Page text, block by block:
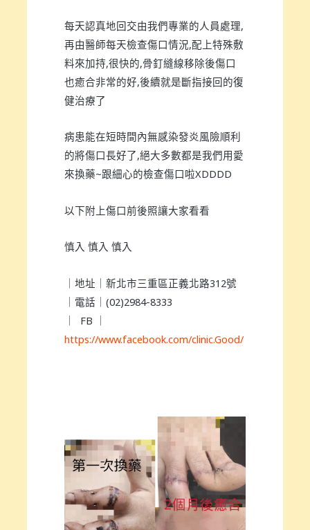
每天認真地回交由我們專業的人員處理,
再由醫師每天檢查傷口情況,配上特殊敷
料來加持,很快的,骨釘縫線移除後傷口
也癒合非常的好,後續就是斷指接回的復
健治療了
病患能在短時間內無感染發炎風險順利
的將傷口長好了,絕大多數都是我們用愛
來換藥~跟細心的檢查傷口啦XDDDD
以下附上傷口前後照讓大家看看
慎入 慎入 慎入
｜地址｜新北市三重區正義北路312號
｜電話｜(02)2984-8333
｜ FB ｜
https://www.facebook.com/clinic.Good/